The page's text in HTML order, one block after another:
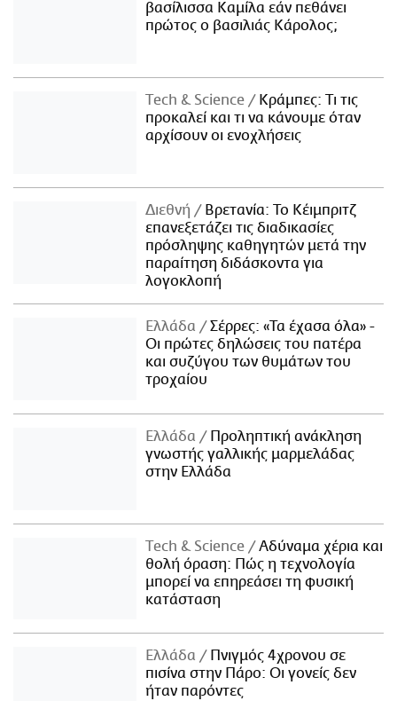
βασίλισσα Καμίλα εάν πεθάνει
πρώτος ο βασιλιάς Κάρολος;
Τech & Science
Κράμπες: Τι τις
προκαλεί και τι να κάνουμε όταν
αρχίσουν οι ενοχλήσεις
Διεθνή
Βρετανία: Το Κέιμπριτζ
επανεξετάζει τις διαδικασίες
πρόσληψης καθηγητών μετά την
παραίτηση διδάσκοντα για
λογοκλοπή
Ελλάδα
Σέρρες: «Τα έχασα όλα» -
Οι πρώτες δηλώσεις του πατέρα
και συζύγου των θυμάτων του
τροχαίου
Ελλάδα
Προληπτική ανάκληση
γνωστής γαλλικής μαρμελάδας
στην Ελλάδα
Τech & Science
Αδύναμα χέρια και
θολή όραση: Πώς η τεχνολογία
μπορεί να επηρεάσει τη φυσική
κατάσταση
Ελλάδα
Πνιγμός 4χρονου σε
πισίνα στην Πάρο: Οι γονείς δεν
ήταν παρόντες